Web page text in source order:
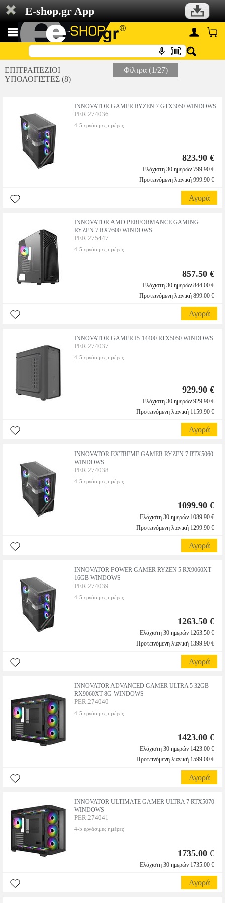
E-shop.gr App
ΕΠΙΤΡΑΠΕΖΙΟΙ
ΥΠΟΛΟΓΙΣΤΕΣ (8)
Φίλτρα (1/27)
INNOVATOR GAMER RYZEN 7 GTX3050 WINDOWS
PER.274036
4-5 εργάσιμες ημέρες
823.90 €
Ελάχιστη 30 ημερών 799.90 €
Προτεινόμενη λιανική 999.90 €
Αγορά
INNOVATOR AMD PERFORMANCE GAMING
RYZEN 7 RX7600 WINDOWS
PER.275447
4-5 εργάσιμες ημέρες
857.50 €
Ελάχιστη 30 ημερών 844.00 €
Προτεινόμενη λιανική 899.00 €
Αγορά
INNOVATOR GAMER I5-14400 RTX5050 WINDOWS
PER.274037
4-5 εργάσιμες ημέρες
929.90 €
Ελάχιστη 30 ημερών 929.90 €
Προτεινόμενη λιανική 1159.90 €
Αγορά
INNOVATOR EXTREME GAMER RYZEN 7 RTX5060
WINDOWS
PER.274038
4-5 εργάσιμες ημέρες
1099.90 €
Ελάχιστη 30 ημερών 1089.90 €
Προτεινόμενη λιανική 1299.90 €
Αγορά
INNOVATOR POWER GAMER RYZEN 5 RX9060XT
16GB WINDOWS
PER.274039
4-5 εργάσιμες ημέρες
1263.50 €
Ελάχιστη 30 ημερών 1263.50 €
Προτεινόμενη λιανική 1399.90 €
Αγορά
INNOVATOR ADVANCED GAMER ULTRA 5 32GB
RX9060XT 8G WINDOWS
PER.274040
4-5 εργάσιμες ημέρες
1423.00 €
Ελάχιστη 30 ημερών 1423.00 €
Προτεινόμενη λιανική 1599.00 €
Αγορά
INNOVATOR ULTIMATE GAMER ULTRA 7 RTX5070
WINDOWS
PER.274041
4-5 εργάσιμες ημέρες
1735.00 €
Ελάχιστη 30 ημερών 1735.00 €
Αγορά